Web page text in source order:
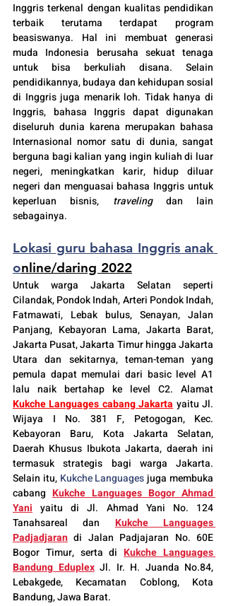
Inggris terkenal dengan kualitas pendidikan
terbaik terutama terdapat program
beasiswanya. Hal ini membuat generasi
muda Indonesia berusaha sekuat tenaga
untuk bisa berkuliah disana. Selain
pendidikannya, budaya dan kehidupan sosial
di Inggris juga menarik loh. Tidak hanya di
Inggris, bahasa Inggris dapat digunakan
diseluruh dunia karena merupakan bahasa
Internasional nomor satu di dunia, sangat
berguna bagi kalian yang ingin kuliah di luar
negeri, meningkatkan karir, hidup diluar
negeri dan menguasai bahasa Inggris untuk
keperluan bisnis, traveling dan lain
sebagainya.
Lokasi guru bahasa Inggris anak
online/daring 2022
Untuk warga Jakarta Selatan seperti
Cilandak, Pondok Indah, Arteri Pondok Indah,
Fatmawati, Lebak bulus, Senayan, Jalan
Panjang, Kebayoran Lama, Jakarta Barat,
Jakarta Pusat, Jakarta Timur hingga Jakarta
Utara dan sekitarnya, teman-teman yang
pemula dapat memulai dari basic level A1
Kukche Languages cabang Jakarta yaitu Jl.
Wijaya I No. 381 F, Petogogan, Kec.
Kebayoran Baru, Kota Jakarta Selatan,
Daerah Khusus Ibukota Jakarta, daerah ini
termasuk strategis bagi warga Jakarta.
Selain itu, Kukche Languages juga membuka
cabang Kukche Languages Bogor Ahmad
Yani yaitu di Jl. Ahmad Yani No. 124
Tanahsareal dan
Kukche Languages
Padjadjaran di Jalan Padjajaran No. 60E
Bogor Timur, serta di Kukche Languages
Bandung Eduplex Jl. Ir. H. Juanda No.84,
Lebakgede, Kecamatan Coblong, Kota
Bandung, Jawa Barat.